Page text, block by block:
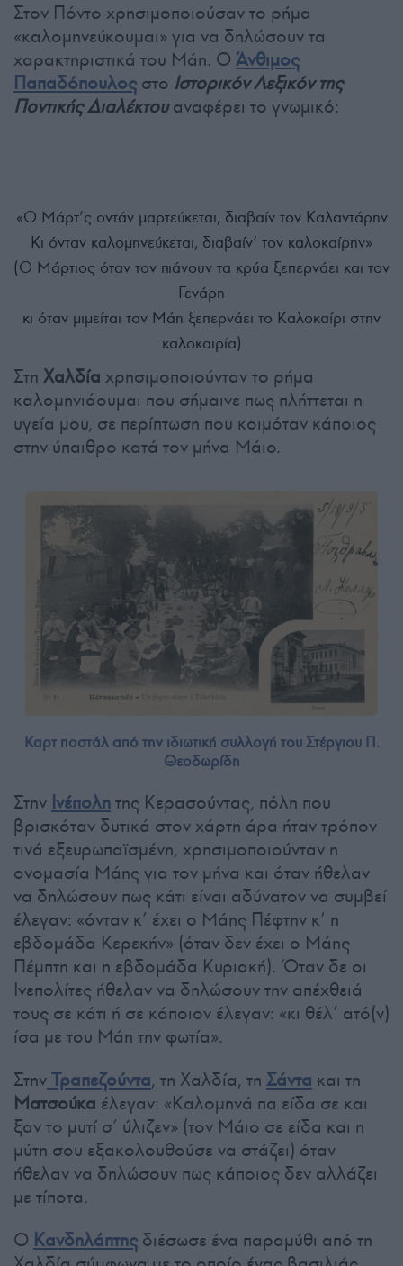
Στον Πόντο χρησιμοποιούσαν το ρήμα
«καλομηνεύκουμαι» για να δηλώσουν τα
χαρακτηριστικά του Μάη. Ο Άνθιμος
Παπαδόπουλος στο Ιστορικόν Λεξικόν της
Ποντικής Διαλέκτου αναφέρει το γνωμικό:
«Ο Μάρτ’ς οντάν μαρτεύκεται, διαβαίν τον Καλαντάρην
Κι όνταν καλομηνεύκεται, διαβαίν’ τον καλοκαίρην»
(Ο Μάρτιος όταν τον πιάνουν τα κρύα ξεπερνάει και τον
Γενάρη
κι όταν μιμείται τον Μάη ξεπερνάει το Καλοκαίρι στην
καλοκαιρία)
Στη Χαλδία χρησιμοποιούνταν το ρήμα
καλομηνιάουμαι που σήμαινε πως πλήττεται η
υγεία μου, σε περίπτωση που κοιμόταν κάποιος
στην ύπαιθρο κατά τον μήνα Μάιο.
Καρτ ποστάλ από την ιδιωτική συλλογή του Στέργιου Π.
Θεοδωρίδη
Στην Ινέπολητης Κερασούντας, πόλη που
βρισκόταν δυτικά στον χάρτη άρα ήταν τρόπον
τινά εξευρωπαϊσμένη, χρησιμοποιούνταν η
ονομασία Μάης για τον μήνα και όταν ήθελαν
να δηλώσουν πως κάτι είναι αδύνατον να συμβεί
έλεγαν: «όνταν κ’ έχει ο Μάης Πέφτην κ’ η
εβδομάδα Κερεκήν» (όταν δεν έχει ο Μάης
Πέμπτη και η εβδομάδα Κυριακή). Όταν δε οι
Ινεπολίτες ήθελαν να δηλώσουν την απέχθειά
τους σε κάτι ή σε κάποιον έλεγαν: «κι θέλ’ ατό(ν)
ίσα με του Μάη την φωτία».
ΣτηνΤραπεζούντα, τη Χαλδία, τη Σάντα και τη
Ματσούκα έλεγαν: «Καλομηνά πα είδα σε και
ξαν το μυτί σ’ ύλιζεν» (τον Μάιο σε είδα και η
μύτη σου εξακολουθούσε να στάζει) όταν
ήθελαν να δηλώσουν πως κάποιος δεν αλλάζει
με τίποτα.
Ο Κανδηλάπτης διέσωσε ένα παραμύθι από τη